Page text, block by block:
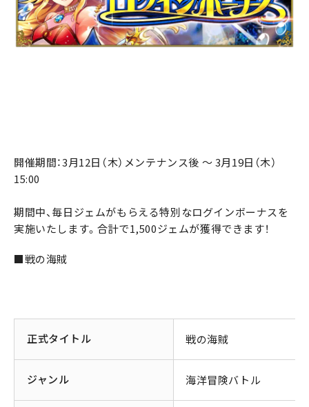
開催期間：3月12日（木）メンテナンス後 ～ 3月19日（木）
15:00
期間中、毎日ジェムがもらえる特別なログインボーナスを
実施いたします。合計で1,500ジェムが獲得できます！
■戦の海賊
正式タイトル 戦の海賊
ジャンル 海洋冒険バトル